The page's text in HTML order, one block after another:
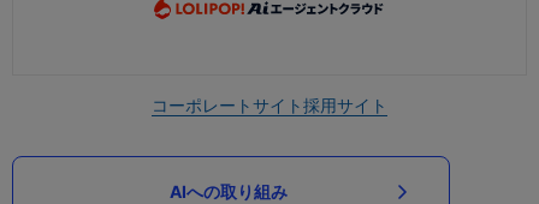
コーポレートサイト採用サイト
AIへの取り組み